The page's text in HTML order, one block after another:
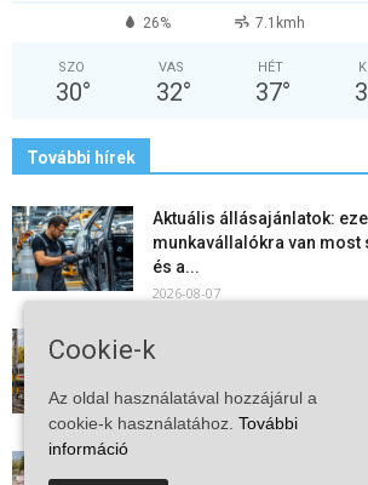
26% 7.1kmh
SZO
30°
VAS
32°
HÉT
37°
További hírek
Aktuális állásajánlatok:
munkavállalókra van
és a...
2026-08-07
Vitézy Dávid: már ősszel
személyszállítás a
vasútvonalon
2026-08-06
Megkezdte a felkészülést
Cookie-k
Az oldal használatával hozzájárul a
cookie-k használatához. További
információ